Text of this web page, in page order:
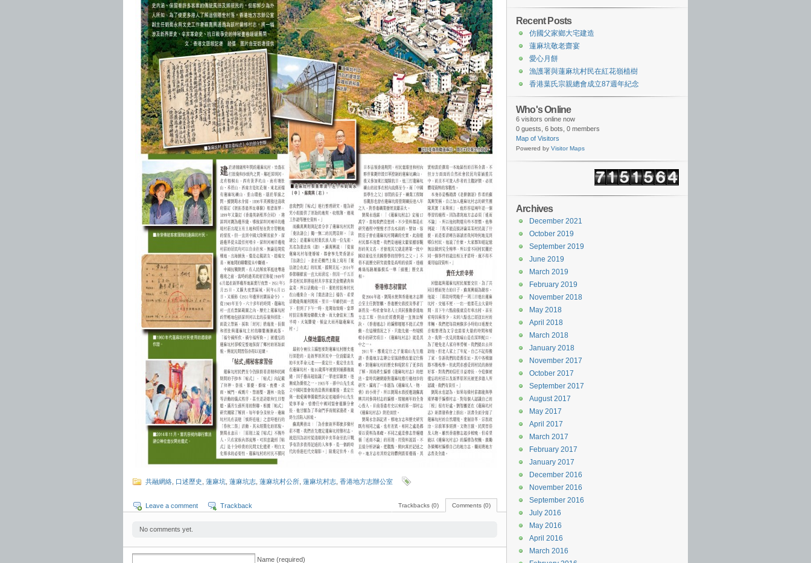
共融網絡 口述歷史 蓮麻坑 蓮麻坑志 蓮麻坑村公所 蓮麻坑村志 香港地方志辦公室
Comments (0)
Trackbacks (0)
Leave a comment Trackback
No comments yet.
Name (required)
Recent Posts
仿國父家鄉大宅建造
蓮麻坑敬老齋宴
愛心月餅
漁護署與蓮麻坑村民在紅花嶺植樹
香港葉氏宗親總會成立87週年紀念
Who's Online
6 visitors online now
0 guests, 6 bots, 0 members
Map of Visitors
Powered by Visitor Maps
Archives
December 2021
October 2019
September 2019
June 2019
March 2019
February 2019
November 2018
May 2018
April 2018
March 2018
January 2018
November 2017
October 2017
September 2017
August 2017
May 2017
April 2017
March 2017
February 2017
January 2017
December 2016
November 2016
September 2016
July 2016
May 2016
April 2016
March 2016